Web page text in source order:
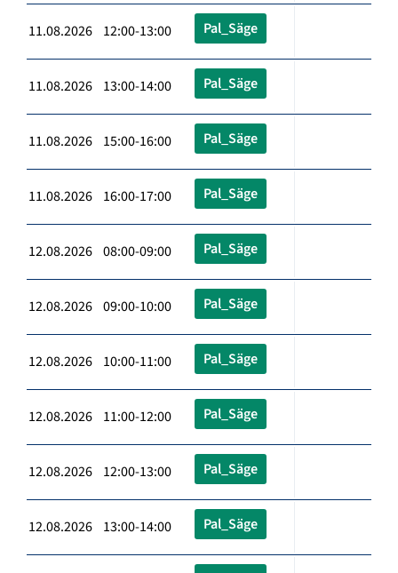
11.08.2026 12:00-13:00 Pal_Säge
11.08.2026 13:00-14:00 Pal_Säge
11.08.2026 15:00-16:00 Pal_Säge
11.08.2026 16:00-17:00 Pal_Säge
12.08.2026 08:00-09:00 Pal_Säge
12.08.2026 09:00-10:00 Pal_Säge
12.08.2026 10:00-11:00 Pal_Säge
12.08.2026 11:00-12:00 Pal_Säge
12.08.2026 12:00-13:00 Pal_Säge
12.08.2026 13:00-14:00 Pal_Säge